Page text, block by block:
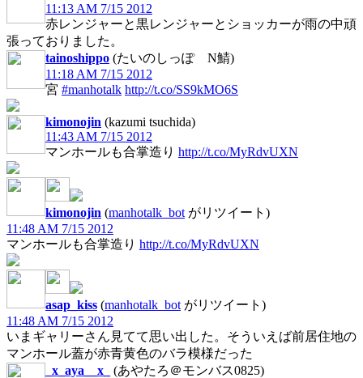
11:13 AM 7/15 2012
赤レンジャーと黒レンジャーとショッカーが雨の中頑
張っておりました。
tainoshippo (たいのしっぽ N鯖)
11:18 AM 7/15 2012
宮 #manhotalk http://t.co/SS9kMO6S
kimonojin (kazumi tsuchida)
11:43 AM 7/15 2012
マンホールも合掌造り http://t.co/MyRdvUXN
kimonojin (manhotalk_bot がリツイート)
11:48 AM 7/15 2012
マンホールも合掌造り http://t.co/MyRdvUXN
asap_kiss (manhotalk_bot がリツイート)
11:48 AM 7/15 2012
いまギャリーさん見てて思い出した。そういえば前居住地の
マンホール蓋が赤青黄色のバラ模様だった
_x_aya__x_
(あやたろ＠モンバス0825)